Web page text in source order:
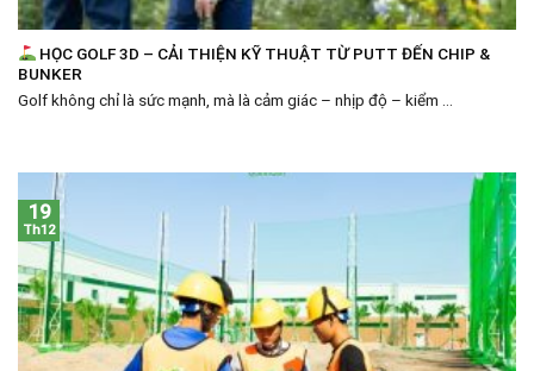
HỌC GOLF 3D – CẢI THIỆN KỸ THUẬT TỪ PUTT ĐẾN CHIP &
BUNKER
Golf không chỉ là sức mạnh, mà là cảm giác – nhịp độ – kiểm ...
19
Th12